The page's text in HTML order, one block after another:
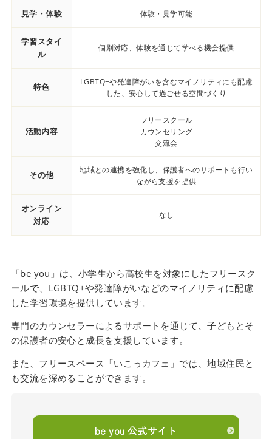
見学・体験 体験・見学可能
学習スタイ
ル
個別対応、体験を通じて学べる機会提供
特色
LGBTQ+や発達障がいを含むマイノリティにも配慮
した、安心して過ごせる空間づくり
活動内容
フリースクール
カウンセリング
交流会
その他
地域との連携を強化し、保護者へのサポートも行い
ながら支援を提供
オンライン
対応
なし
「be you」は、小学生から高校生を対象にしたフリースク
ールで、LGBTQ+や発達障がいなどのマイノリティに配慮
した学習環境を提供しています。
専門のカウンセラーによるサポートを通じて、子どもとそ
の保護者の安心と成長を支援しています。
また、フリースペース「いこっカフェ」では、地域住民と
も交流を深めることができます。
be you 公式サイト